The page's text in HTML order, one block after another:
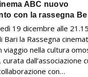
ABC nuovo
con la rassegna
19 dicembre alle
Bari la Rassegna
viaggio nella cultura
dall’associazione
con…